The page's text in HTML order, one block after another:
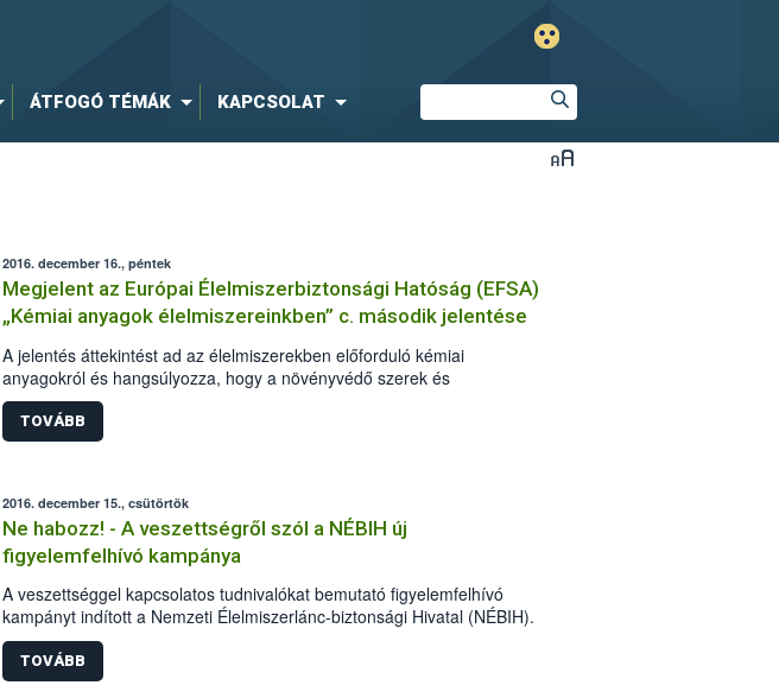
ÁTFOGÓ TÉMÁK KAPCSOLAT
2016. december 16., péntek
Megjelent az Európai Élelmiszerbiztonsági Hatóság (EFSA)
„Kémiai anyagok élelmiszereinkben” c. második jelentése
A jelentés áttekintést ad az élelmiszerekben előforduló kémiai
anyagokról és hangsúlyozza, hogy a növényvédő szerek és
állatgyógyászati szerek maradékai tekintetében az EU-ban kielégítő a
helyzet.
TOVÁBB
2016. december 15., csütörtök
Ne habozz! - A veszettségről szól a NÉBIH új
figyelemfelhívó kampánya
A veszettséggel kapcsolatos tudnivalókat bemutató figyelemfelhívó
kampányt indított a Nemzeti Élelmiszerlánc-biztonsági Hivatal (NÉBIH).
Az Európai Unió társfinanszírozásával megvalósuló program célja, hogy
bővítse a lakosság betegséggel kapcsolatos ismereteit. Az információkat
változatos eszközökkel, többek között szórólapokon, a közösségi
TOVÁBB